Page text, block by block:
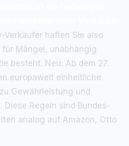
Verkäufer haften Sie also
Mängel, unabhängig
besteht. Neu: Ab dem 27.
europaweit einheitliche
Gewährleistung und
Diese Regeln sind Bundes-
analog auf Amazon, Otto